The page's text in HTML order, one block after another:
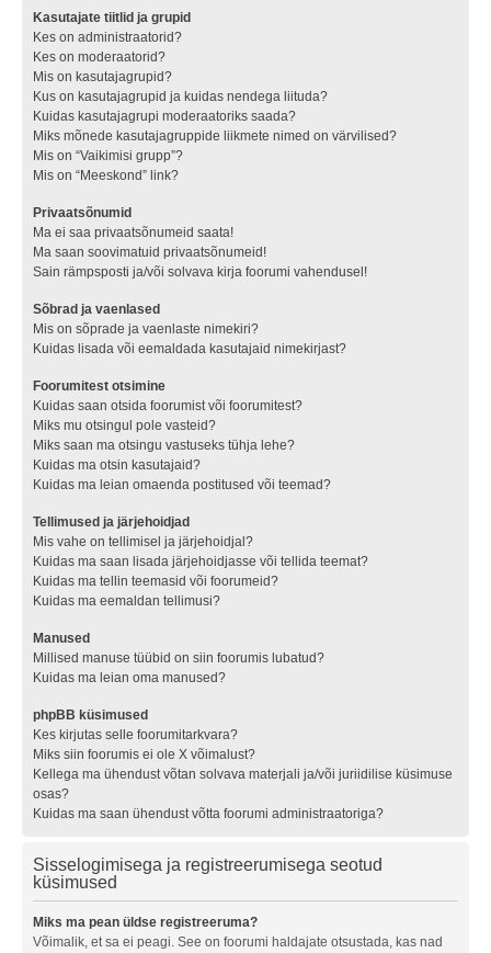
Kasutajate tiitlid ja grupid
Kes on administraatorid?
Kes on moderaatorid?
Mis on kasutajagrupid?
Kus on kasutajagrupid ja kuidas nendega liituda?
Kuidas kasutajagrupi moderaatoriks saada?
Miks mõnede kasutajagruppide liikmete nimed on värvilised?
Mis on “Vaikimisi grupp”?
Mis on “Meeskond” link?
Privaatsõnumid
Ma ei saa privaatsõnumeid saata!
Ma saan soovimatuid privaatsõnumeid!
Sain rämpsposti ja/või solvava kirja foorumi vahendusel!
Sõbrad ja vaenlased
Mis on sõprade ja vaenlaste nimekiri?
Kuidas lisada või eemaldada kasutajaid nimekirjast?
Foorumitest otsimine
Kuidas saan otsida foorumist või foorumitest?
Miks mu otsingul pole vasteid?
Miks saan ma otsingu vastuseks tühja lehe?
Kuidas ma otsin kasutajaid?
Kuidas ma leian omaenda postitused või teemad?
Tellimused ja järjehoidjad
Mis vahe on tellimisel ja järjehoidjal?
Kuidas ma saan lisada järjehoidjasse või tellida teemat?
Kuidas ma tellin teemasid või foorumeid?
Kuidas ma eemaldan tellimusi?
Manused
Millised manuse tüübid on siin foorumis lubatud?
Kuidas ma leian oma manused?
phpBB küsimused
Kes kirjutas selle foorumitarkvara?
Miks siin foorumis ei ole X võimalust?
Kellega ma ühendust võtan solvava materjali ja/või juriidilise küsimuse
osas?
Kuidas ma saan ühendust võtta foorumi administraatoriga?
Sisselogimisega ja registreerumisega seotud
küsimused
Miks ma pean üldse registreeruma?
Võimalik, et sa ei peagi. See on foorumi haldajate otsustada, kas nad